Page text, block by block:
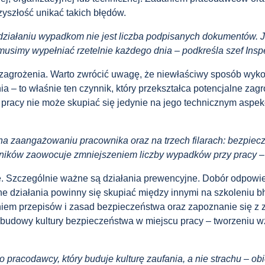
unikać takich błędów.
wypadkom nie jest liczba podpisanych dokumentów.
wypełniać rzetelnie każdego dnia – podkreśla szef
Warto zwrócić uwagę, że niewłaściwy sposób
– to właśnie ten czynnik, który przekształca potencjalne
nie może skupiać się jedynie na jego technicznym
zaangażowaniu pracownika oraz na trzech filarach:
zaowocuje zmniejszeniem liczby wypadków przy pracy
ważne są działania prewencyjne. Dobór
działania powinny się skupiać między innymi na szkoleniu
przepisów i zasad bezpieczeństwa oraz zapoznanie się
kultury bezpieczeństwa w miejscu pracy – tworzeniu
pracodawcy, który buduje kulturę zaufania, a nie strachu –